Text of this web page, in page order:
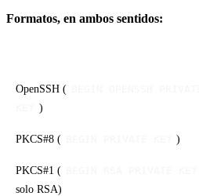
Formatos, en ambos sentidos:
OpenSSH (
)
PKCS#8 ( )
PKCS#1 (
solo RSA)